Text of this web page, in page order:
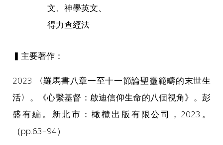
文、神學英文、
得力查經法
▍主要著作：
2023 〈羅馬書八章一至十一節論聖靈範疇的末世生
活〉。《心繫基督：啟迪信仰生命的八個視角》。彭
盛有編。新北市：橄欖出版有限公司，2023。
（pp.63–94）